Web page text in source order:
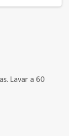
Lavar a 60º